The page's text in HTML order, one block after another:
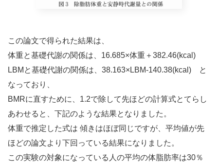
この論文で得られた結果は、
体重と基礎代謝の関係は、16.685×体重＋382.46(kcal)
LBMと基礎代謝の関係は、38.163×LBM-140.38(kcal) と
なっており、
BMRに直すために、1.2で除して先ほどの計算式とてらし
あわせると、下記のような結果となりました。
体重で推定した式は 傾きはほぼ同じですが、平均値が先
ほどの論文より下回っている結果になりました。
この実験の対象になっている人の平均の体脂肪率は30％